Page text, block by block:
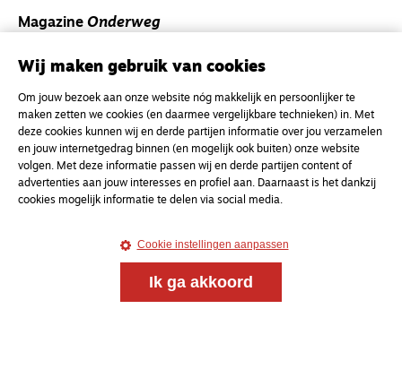
Magazine Onderweg
en gesprek voor christenen onderweg, in het bijzonder
MagazineOnderweg
Kvk-nummer 33277063
NL46 INGB 0117 5827 86
Wij maken gebruik van cookies
Om jouw bezoek aan onze website nóg makkelijk en persoonlijker te
maken zetten we cookies (en daarmee vergelijkbare technieken) in. Met
deze cookies kunnen wij en derde partijen informatie over jou verzamelen
en jouw internetgedrag binnen (en mogelijk ook buiten) onze website
volgen. Met deze informatie passen wij en derde partijen content of
advertenties aan jouw interesses en profiel aan. Daarnaast is het dankzij
cookies mogelijk informatie te delen via social media.
Cookie instellingen aanpassen
Ik ga akkoord